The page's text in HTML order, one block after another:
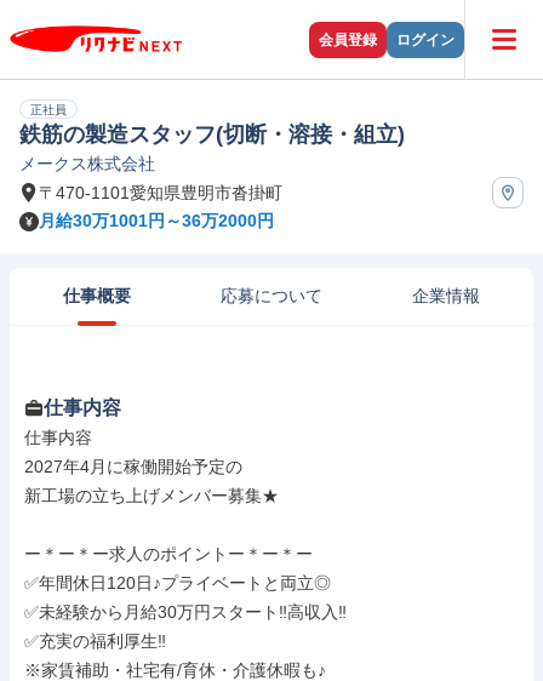
会員登録 ログイン
正社員
鉄筋の製造スタッフ(切断・溶接・組立)
メークス株式会社
〒470-1101愛知県豊明市沓掛町
月給30万1001円～36万2000円
仕事概要 応募について 企業情報
仕事内容
仕事内容
2027年4月に稼働開始予定の
新工場の立ち上げメンバー募集★
ー＊ー＊ー求人のポイントー＊ー＊ー
✅年間休日120日♪プライベートと両立◎
✅未経験から月給30万円スタート‼高収入‼
✅充実の福利厚生‼
※家賃補助・社宅有/育休・介護休暇も♪